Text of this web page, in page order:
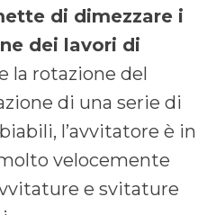
di dimezzare i
dei lavori di
la rotazione del
di una serie di
l’avvitatore è in
velocemente
e svitature